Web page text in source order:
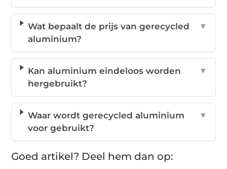
Wat bepaalt de prijs van gerecycled
aluminium?
▼
Kan aluminium eindeloos worden
hergebruikt?
▼
Waar wordt gerecycled aluminium
voor gebruikt?
▼
Goed artikel? Deel hem dan op: